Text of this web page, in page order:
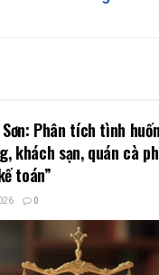
Phân tích tình
khách sạn, quán cà
toán”
0